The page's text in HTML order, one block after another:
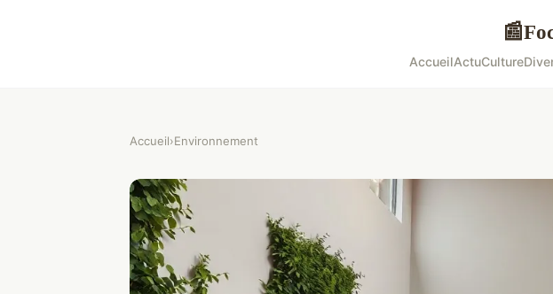
📰
AccueilActuCulture
Accueil›Environnement